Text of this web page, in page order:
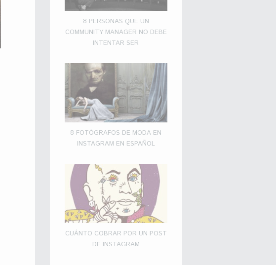
8 PERSONAS QUE UN
COMMUNITY MANAGER NO DEBE
INTENTAR SER
8 FOTÓGRAFOS DE MODA EN
INSTAGRAM EN ESPAÑOL
CUÁNTO COBRAR POR UN POST
DE INSTAGRAM